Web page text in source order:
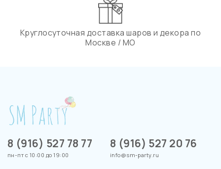
Круглосуточная доставка шаров и декора по
Москве / МО
8 (916) 527 78 77
пн-пт с 10:00 до 19:00
8 (916) 527 20 76
info@sm-party.ru